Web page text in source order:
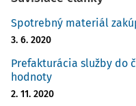
Spotrebný materiál
3. 6. 2020
Prefakturácia služby do
hodnoty
2. 11. 2020